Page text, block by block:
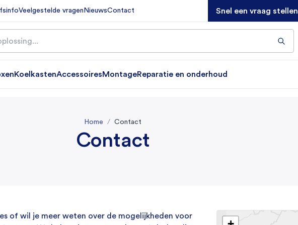
Veelgestelde vragen NieuwsContact Snel een vraag stellen
KoelkastenAccessoiresMontageReparatie en onderhoud
Home Contact
Contact
of wil je meer weten over de mogelijkheden voor